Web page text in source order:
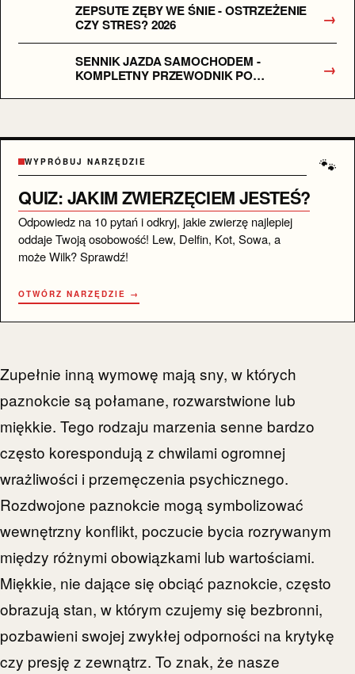
ZEPSUTE ZĘBY WE ŚNIE - OSTRZEŻENIE
CZY STRES? 2026
→
SENNIK JAZDA SAMOCHODEM -
KOMPLETNY PRZEWODNIK PO
→
🐾
WYPRÓBUJ NARZĘDZIE
QUIZ: JAKIM ZWIERZĘCIEM JESTEŚ?
Odpowiedz na 10 pytań i odkryj, jakie zwierzę najlepiej
oddaje Twoją osobowość! Lew, Delfin, Kot, Sowa, a
może Wilk? Sprawdź!
OTWÓRZ NARZĘDZIE →
Zupełnie inną wymowę mają sny, w których
paznokcie są połamane, rozwarstwione lub
miękkie. Tego rodzaju marzenia senne bardzo
często korespondują z chwilami ogromnej
wrażliwości i przemęczenia psychicznego.
Rozdwojone paznokcie mogą symbolizować
wewnętrzny konflikt, poczucie bycia rozrywanym
między różnymi obowiązkami lub wartościami.
Miękkie, nie dające się obciąć paznokcie, często
obrazują stan, w którym czujemy się bezbronni,
pozbawieni swojej zwykłej odporności na krytykę
czy presję z zewnątrz. To znak, że nasze